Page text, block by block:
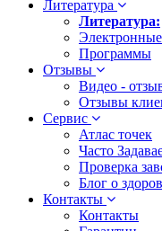
Литература
Литература:
Программы
Отзывы
Видео -
Отзывы
Сервис
Атлас точек
Часто
Проверка
Блог о
Контакты
Контакты